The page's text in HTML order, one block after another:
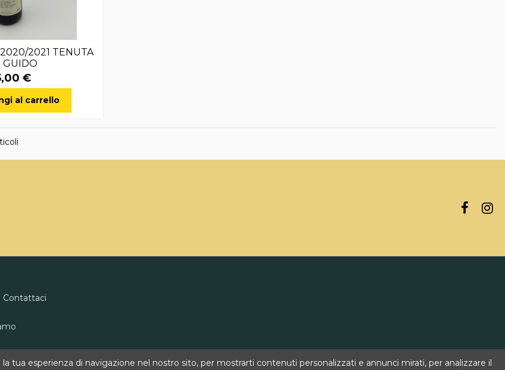
2021 TENUTA
GUIDO
€
al carrello
Contattaci
tua esperienza di navigazione nel nostro sito, per mostrarti contenuti personalizzati e annunci mirati, per analizzare il